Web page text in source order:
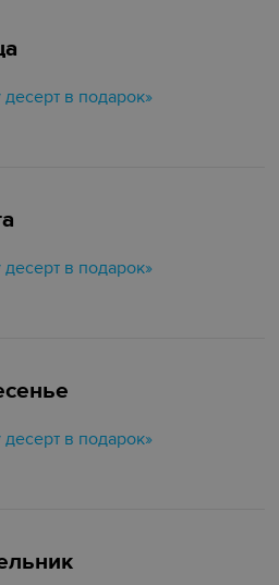
в подарок»
в подарок»
в подарок»